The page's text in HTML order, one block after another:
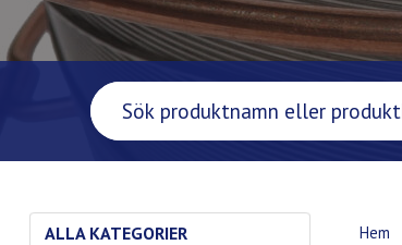
ALLA KATEGORIER
Hem